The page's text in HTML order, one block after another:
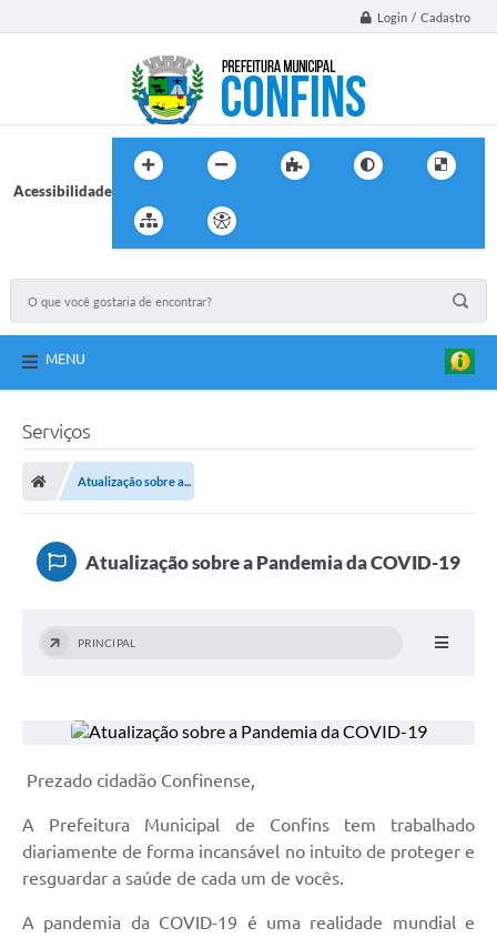
Login / Cadastro
Acessibilidade
MENU
Serviços
Atualização sobre a...
Atualização sobre a Pandemia da COVID-19
PRINCIPAL
Prezado cidadão Confinense,
A Prefeitura Municipal de Confins tem trabalhado
diariamente de forma incansável no intuito de proteger e
resguardar a saúde de cada um de vocês.
A pandemia da COVID-19 é uma realidade mundial e